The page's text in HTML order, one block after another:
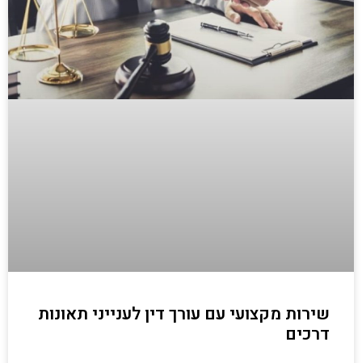
שירות מקצועי עם עורך דין לענייני תאונות
דרכים